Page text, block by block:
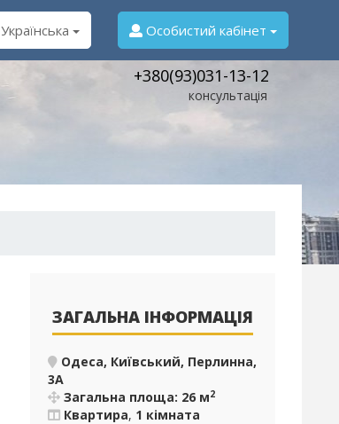
Українська Особистий кабінет
+380(93)031-13-12
консультація
ЗАГАЛЬНА ІНФОРМАЦІЯ
Одеса, Київський, Перлинна,
3А
Загальна площа: 26 м2
Квартира, 1 кімната